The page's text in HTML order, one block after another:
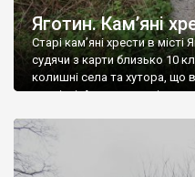
Яготин. Кам’яні
Старі кам’яні хрести в місті
судячи з карти близько 10
колишні села та хутора, що
столітті. А в кожному із
Козловщанському